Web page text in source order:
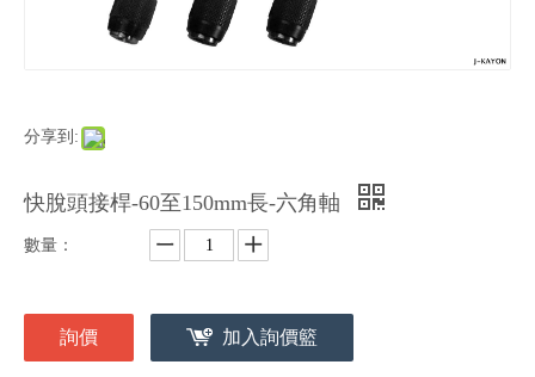
分享到:
快脫頭接桿-60至150mm長-六角軸
數量：
詢價 加入詢價籃